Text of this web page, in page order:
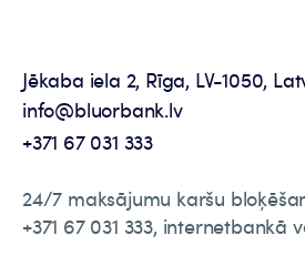
Jēkaba iela 2, Rīga, LV-1050,
info@bluorbank.lv
+371 67 031 333
24/7 maksājumu karšu
+371 67 031 333, internetbankā